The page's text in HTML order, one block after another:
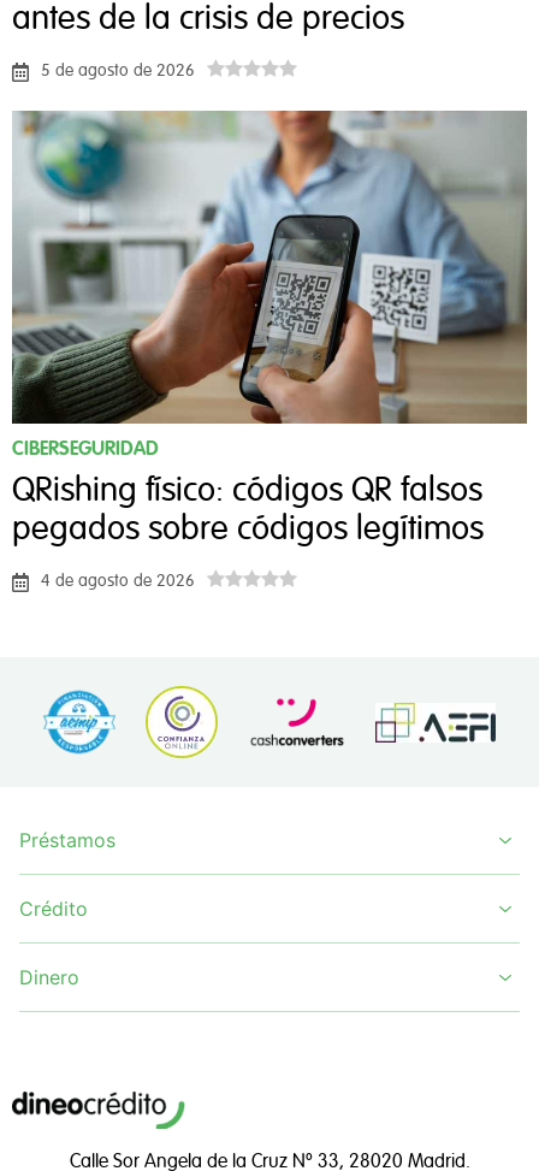
antes de la crisis de precios
5 de agosto de 2026
CIBERSEGURIDAD
QRishing físico: códigos QR falsos
pegados sobre códigos legítimos
4 de agosto de 2026
Préstamos
Crédito
Dinero
Calle Sor Angela de la Cruz Nº 33, 28020 Madrid.